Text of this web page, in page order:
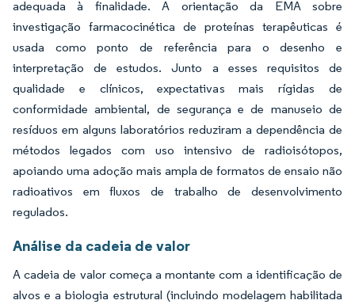
adequada à finalidade. A orientação da EMA sobre
investigação farmacocinética de proteínas terapêuticas é
usada como ponto de referência para o desenho e
interpretação de estudos. Junto a esses requisitos de
qualidade e clínicos, expectativas mais rígidas de
conformidade ambiental, de segurança e de manuseio de
resíduos em alguns laboratórios reduziram a dependência de
métodos legados com uso intensivo de radioisótopos,
apoiando uma adoção mais ampla de formatos de ensaio não
radioativos em fluxos de trabalho de desenvolvimento
regulados.
Análise da cadeia de valor
A cadeia de valor começa a montante com a identificação de
alvos e a biologia estrutural (incluindo modelagem habilitada